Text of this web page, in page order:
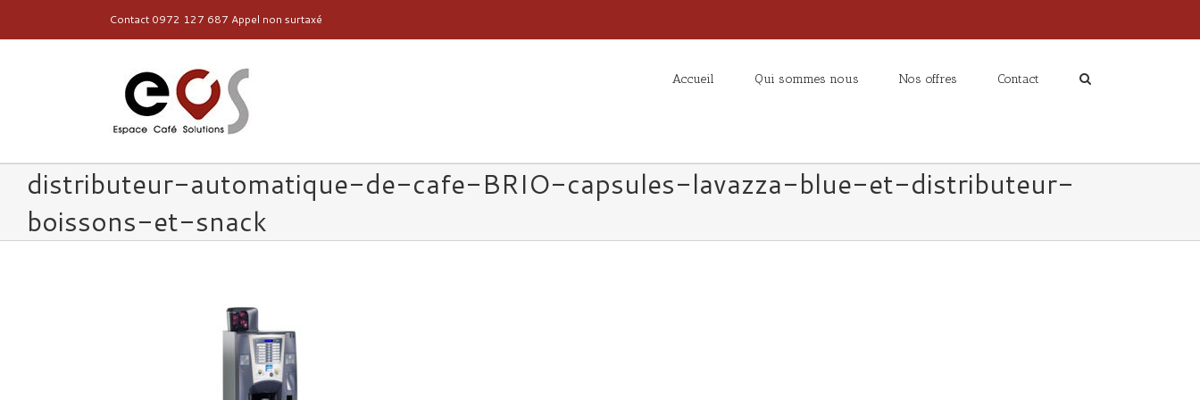
Contact 0972 127 687 Appel non surtaxé
Accueil Qui sommes nous Nos offres Contact
distributeur-automatique-de-cafe-BRIO-capsules-lavazza-blue-et-distributeur-
boissons-et-snack